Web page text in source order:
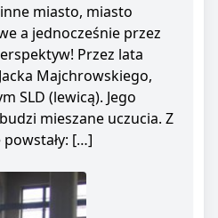
miasto, miasto
a jednocześnie przez
Przez lata
Majchrowskiego,
SLD (lewicą). Jego
mieszane uczucia. Z
[…]